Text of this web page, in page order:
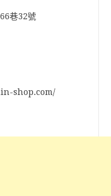
巷32號
shop.com/